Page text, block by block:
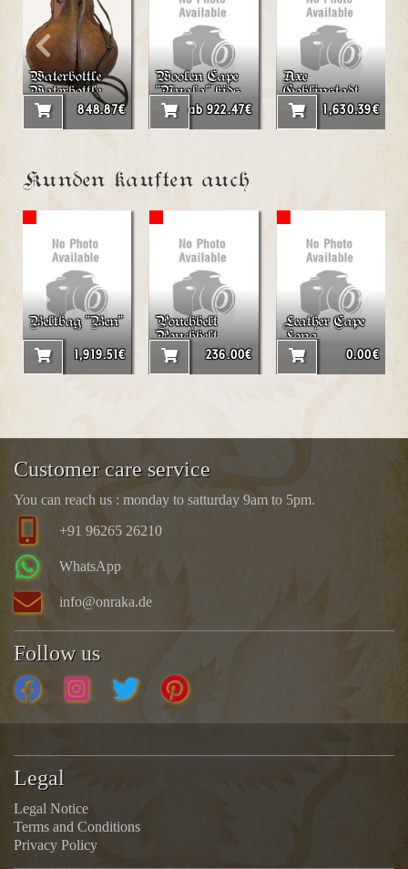
Waterbottle
Waterbottle
from Leather
200ml
848.87€
Woolen Cape
"Nuala" kids
ab 922.47€
Axe
Goblinstadt
1,630.39€
Kunden kauften auch
Beltbag "Ben"
1,919.51€
Pouchbelt
Pouchbelt
"Rectangle"236.00€
Leather Cape
Long
0.00€
Customer care service
You can reach us : monday to satturday 9am to 5pm.
+91 96265 26210
WhatsApp
info@onraka.de
Follow us
Legal
Legal Notice
Terms and Conditions
Privacy Policy